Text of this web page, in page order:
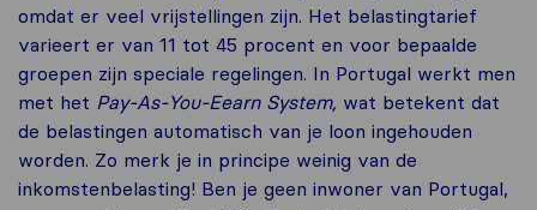
omdat er veel vrijstellingen zijn. Het belastingtarief
varieert er van 11 tot 45 procent en voor bepaalde
groepen zijn speciale regelingen. In Portugal werkt men
met het Pay-As-You-Eearn System, wat betekent dat
de belastingen automatisch van je loon ingehouden
worden. Zo merk je in principe weinig van de
inkomstenbelasting! Ben je geen inwoner van Portugal,